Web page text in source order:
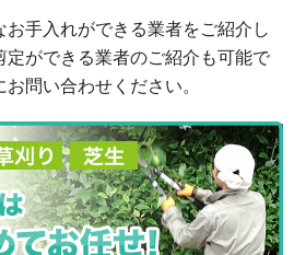
手入れができる業者をご紹介し
ができる業者のご紹介も可能で
問い合わせください。